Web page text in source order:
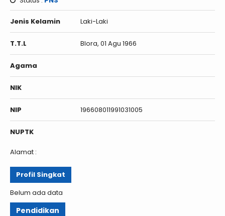
Jenis Kelamin Laki-Laki
T.T.L Blora, 01 Agu 1966
Agama
NIK
NIP 196608011991031005
NUPTK
Alamat :
Profil Singkat
Belum ada data
Pendidikan